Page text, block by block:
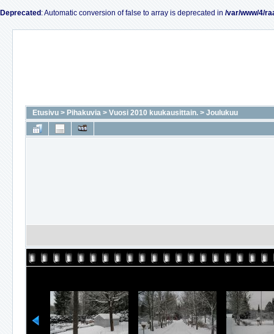
Deprecated : Automatic conversion of false to array is deprecated in /var/www/4/
Etusivu > Pihakuvia > Vuosi 2010 kuukausittain. > Joulukuu